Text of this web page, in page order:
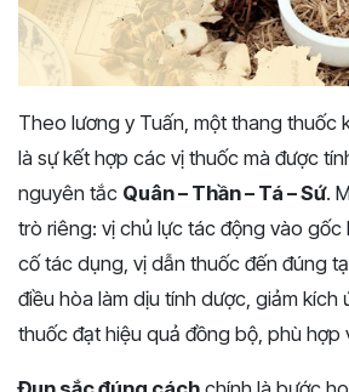
Theo lương y Tuấn, một thang thuốc
là sự kết hợp các vị thuốc mà được
nguyên tắc Quân – Thần – Tá – Sứ.
trò riêng: vị chủ lực tác động vào gốc
cố tác dụng, vị dẫn thuốc đến đúng
điều hòa làm dịu tính dược, giảm kích
thuốc đạt hiệu quả đồng bộ, phù hợp